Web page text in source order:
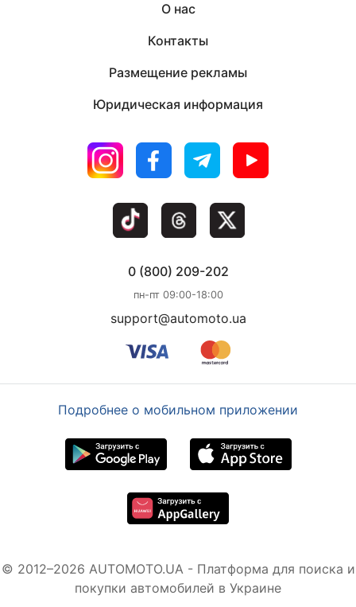
О нас
Контакты
Размещение рекламы
Юридическая информация
0 (800) 209-202
пн-пт 09:00-18:00
support@automoto.ua
Подробнее о мобильном приложении
© 2012–2026 AUTOMOTO.UA - Платформа для поиска и
покупки автомобилей в Украине